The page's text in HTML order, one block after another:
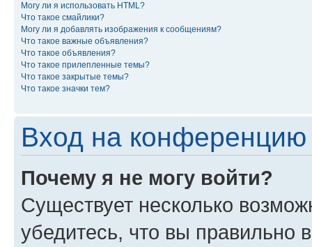
Могу ли я использовать HTML?
Что такое смайлики?
Могу ли я добавлять изображения к сообщениям?
Что такое важные объявления?
Что такое объявления?
Что такое прилепленные темы?
Что такое закрытые темы?
Что такое значки тем?
Вход на конференцию
Почему я не могу войти?
Существует несколько
убедитесь, что вы правильно